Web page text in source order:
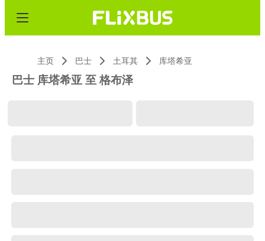
主页 巴士 土耳其 库塔希亚
巴士 库塔希亚 至 格布泽